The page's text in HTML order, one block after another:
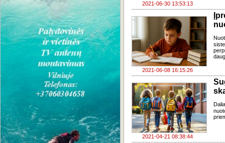
2021-06-30 13:53:13
2021-06-08 16:15:26
2021-04-21 08:38:44